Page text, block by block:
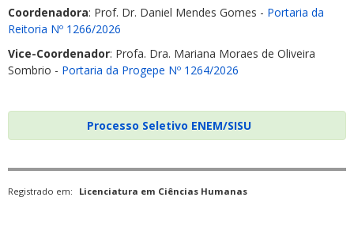
Coordenadora: Prof. Dr. Daniel Mendes Gomes - Portaria da
Reitoria Nº 1266/2026
Vice-Coordenador: Profa. Dra. Mariana Moraes de Oliveira
Sombrio - Portaria da Progepe Nº 1264/2026
Processo Seletivo ENEM/SISU
Registrado em: Licenciatura em Ciências Humanas